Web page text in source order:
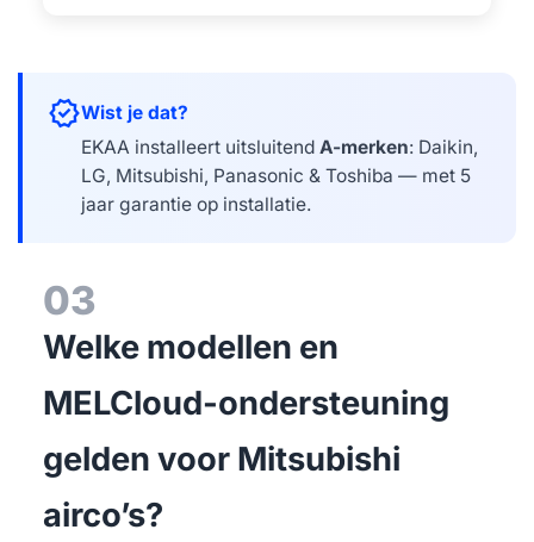
verifiedWist je dat?
EKAA installeert uitsluitendA-merken: Daikin,
LG, Mitsubishi, Panasonic & Toshiba — met 5
jaar garantie op installatie.
03
Welke modellen en
MELCloud-ondersteuning
gelden voor Mitsubishi
airco’s?